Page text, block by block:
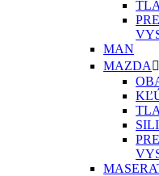
MAN
MAZDA 